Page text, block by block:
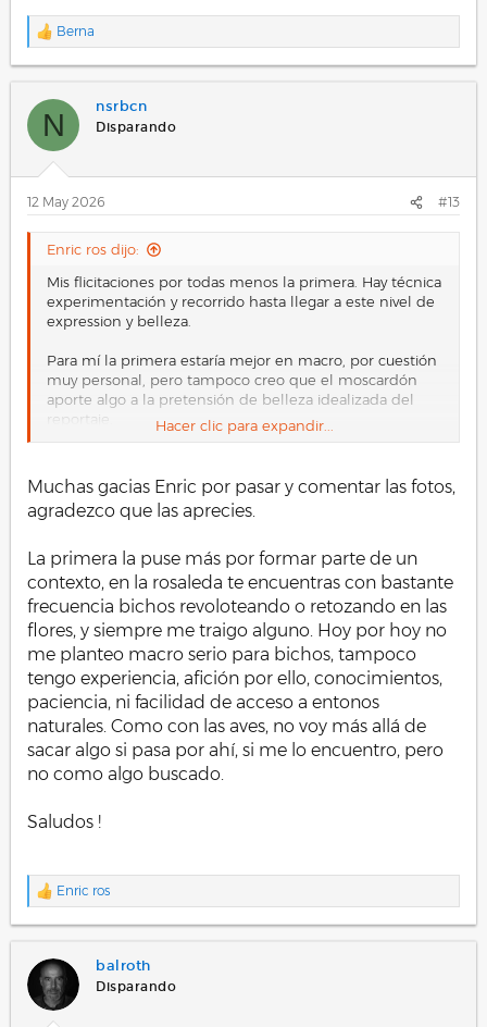
R
c
o
e
s
:
Berna
N
nsrbcn
Disparando
12 May 2026 #13
Enric ros dijo:
Mis flicitaciones por todas menos la primera. Hay técnica
experimentación y recorrido hasta llegar a este nivel de
expression y belleza.
Para mí la primera estaría mejor en macro, por cuestión
muy personal, pero tampoco creo que el moscardón
aporte algo a la pretensión de belleza idealizada del
reportaje.
Hacer clic para expandir...
Muchas gacias Enric por pasar y comentar las fotos,
agradezco que las aprecies.
La primera la puse más por formar parte de un
contexto, en la rosaleda te encuentras con bastante
frecuencia bichos revoloteando o retozando en las
flores, y siempre me traigo alguno. Hoy por hoy no
me planteo macro serio para bichos, tampoco
tengo experiencia, afición por ello, conocimientos,
paciencia, ni facilidad de acceso a entonos
naturales. Como con las aves, no voy más allá de
sacar algo si pasa por ahí, si me lo encuentro, pero
no como algo buscado.
Saludos !
R
c
o
Enric ros
balroth
Disparando